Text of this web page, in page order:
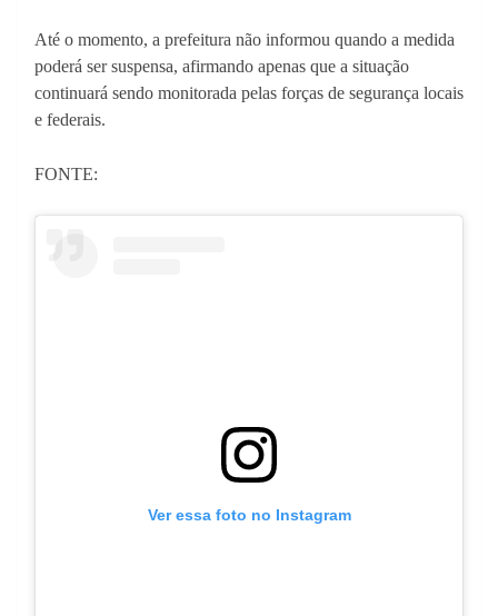
Até o momento, a prefeitura não informou quando a medida
poderá ser suspensa, afirmando apenas que a situação
continuará sendo monitorada pelas forças de segurança locais
e federais.
FONTE:
Ver essa foto no Instagram